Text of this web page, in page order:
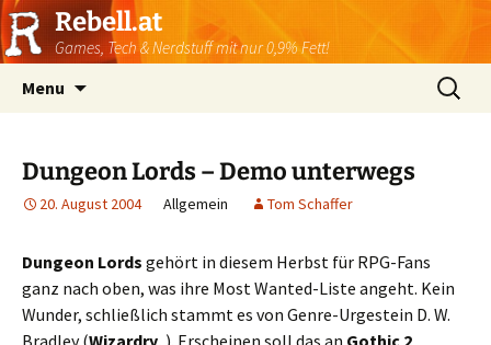
Rebell.at
Games, Tech & Nerdstuff mit nur 0,9% Fett!
Menu
Suchen
nach:
Dungeon Lords – Demo unterwegs
20. August 2004 Allgemein Tom Schaffer
Dungeon Lords gehört in diesem Herbst für RPG-Fans
ganz nach oben, was ihre Most Wanted-Liste angeht. Kein
Wunder, schließlich stammt es von Genre-Urgestein D. W.
Bradley (Wizardry, ). Erscheinen soll das an Gothic 2